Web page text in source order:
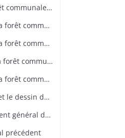
Procès-verbal de bornage général de la forêt communale d’Appenwihr
Procès-verbal de délimitation générale de la forêt communale d’Artzenheim
Procès-verbal de délimitation générale de la forêt communale deRimbach-près-Masevaux
Procès-verbal de délimitation partielle de la forêt communale deRimbach-près-Guebwiller
Procès-verbal de délimitation générale de la forêt communaled’Aspach
Instructions sur les levers topographiques et le dessin des plans
Procès-verbal de délimitation et d’abornement général de la forêtdomaniale de Linthal prévôtale
précédent